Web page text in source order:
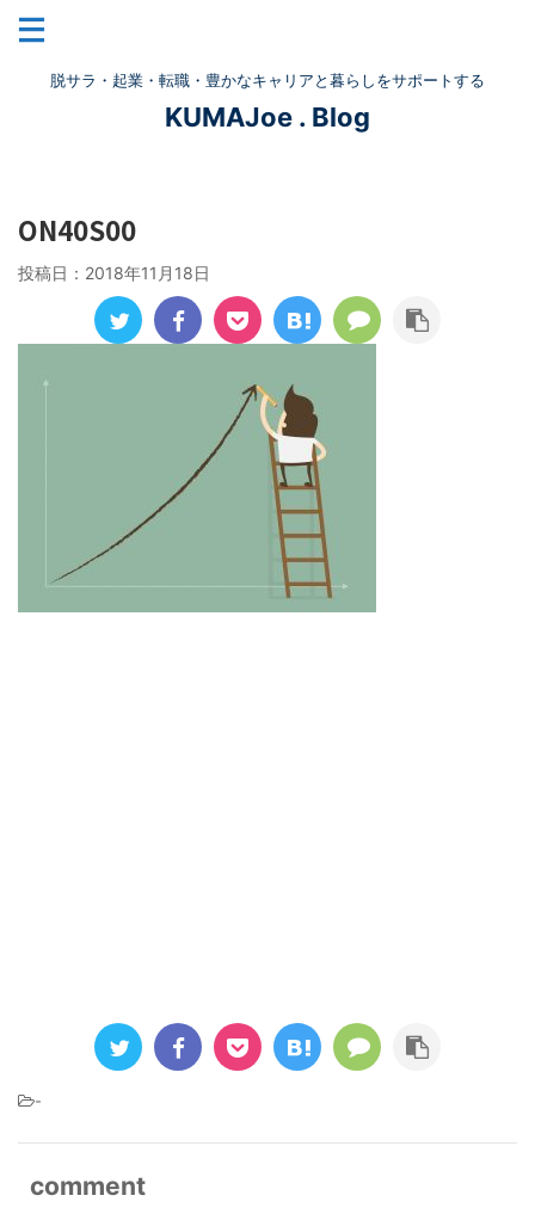
脱サラ・起業・転職・豊かなキャリアと暮らしをサポートする
KUMAJoe . Blog
ON40S00
投稿日： 2018年11月18日
-
comment